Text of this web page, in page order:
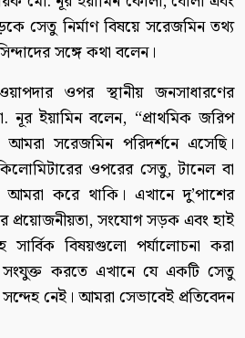
সেতু নির্মাণ বিষয়ে সরেজমিন তথ্য
সঙ্গে কথা বলেন।
ওপর স্থানীয় জনসাধারণের
নূর ইয়ামিন বলেন, “প্রাথমিক জরিপ
সরেজমিন পরিদর্শনে এসেছি।
ওপরের সেতু, টানেল বা
আমরা করে থাকি। এখানে দু’পাশের
প্রয়োজনীয়তা, সংযোগ সড়ক এবং হাই
বিষয়গুলো পর্যালোচনা করা
সংযুক্ত করতে এখানে যে একটি সেতু
নেই। আমরা সেভাবেই প্রতিবেদন